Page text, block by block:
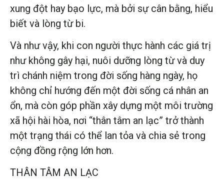
xung đột hay bạo lực, mà bởi sự cân bằng, hiểu
biết và lòng từ bi.
Và như vậy, khi con người thực hành các giá trị
như không gây hại, nuôi dưỡng lòng từ và duy
trì chánh niệm trong đời sống hàng ngày, họ
không chỉ hướng đến một đời sống cá nhân an
ổn, mà còn góp phần xây dựng một môi trường
xã hội hài hòa, nơi “thân tâm an lạc” trở thành
một trạng thái có thể lan tỏa và chia sẻ trong
cộng đồng rộng lớn hơn.
THÂN TÂM AN LẠC